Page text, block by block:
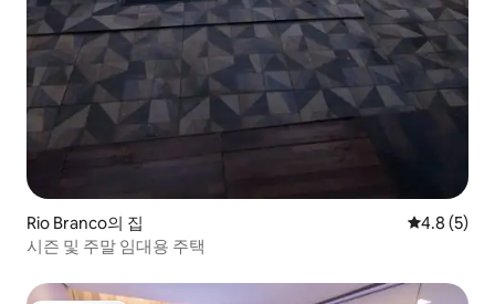
Rio Branco의 집 평점 4.8점
4.8 (5)
시즌 및 주말 임대용 주택